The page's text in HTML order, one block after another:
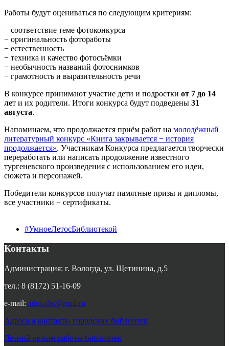
Работы будут оцениваться по следующим критериям:
− соответствие теме фотоконкурса
− оригинальность фотоработы
− естественность
− техника и качество фотосъёмки
− необычность названий фотоснимков
− грамотность и выразительность речи
В конкурсе принимают участие дети и подростки от 7 до 14
лет и их родители. Итоги конкурса будут подведены 31
августа.
Напоминаем, что продолжается приём работ на молодёжный
литературный конкурс «Книга закрывается − история
продолжается». Участникам Конкурса предлагается творчески
переработать или написать продолжение известного
тургеневского произведения с использованием его идеи,
сюжета и персонажей.
Победители конкурсов получат памятные призы и дипломы,
все участники − сертификаты.
#УмноеЛетосБиблиотекой
Контакты
Администрация: г. Вологда, ул. Щетинина, д.5
тел.: 8 (8172) 51-16-09
e-mail: adm-cbs@mail.ru
Адреса и контакты городских библиотек
Летний режим работы библиотек